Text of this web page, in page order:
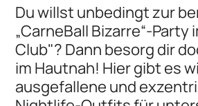
Du willst unbedingt zur
„CarneBall Bizarre“-Party
Club"? Dann besorg dir
im Hautnah! Hier gibt es
ausgefallene und